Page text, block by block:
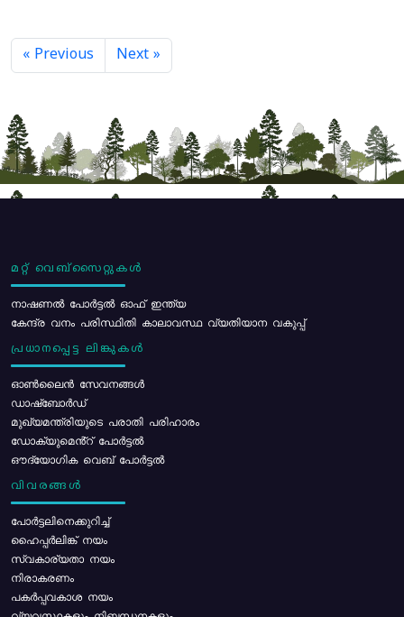
« Previous Next »
മറ്റ് വെബ്സൈറ്റുകൾ
നാഷണൽ പോർട്ടൽ ഓഫ് ഇന്ത്യ
കേന്ദ്ര വനം പരിസ്ഥിതി കാലാവസ്ഥ വ്യതിയാന വകുപ്പ്
പ്രധാനപ്പെട്ട ലിങ്കുകൾ
ഓൺലൈൻ സേവനങ്ങൾ
ഡാഷ്ബോർഡ്
മുഖ്യമന്ത്രിയുടെ പരാതി പരിഹാരം
ഡോക്യുമെൻ്റ് പോർട്ടൽ
ഔദ്യോഗിക വെബ് പോർട്ടൽ
വിവരങ്ങൾ
പോര്‍ട്ടലിനെക്കുറിച്ച്
ഹൈപ്പർലിങ്ക് നയം
സ്വകാര്യതാ നയം
നിരാകരണം
പകർപ്പവകാശ നയം